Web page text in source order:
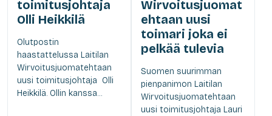
toimitusjohtaja
Olli Heikkilä
Olutpostin
haastattelussa Laitilan
Wirvoitusjuomatehtaan
uusi toimitusjohtaja Olli
Heikkilä. Ollin kanssa...
Wirvoitusjuomat
ehtaan uusi
toimari joka ei
pelkää tulevia
Suomen suurimman
pienpanimon Laitilan
Wirvoitusjuomatehtaan
uusi toimitusjohtaja Lauri